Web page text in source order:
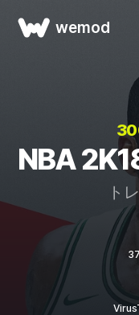
wemod
NBA
ト